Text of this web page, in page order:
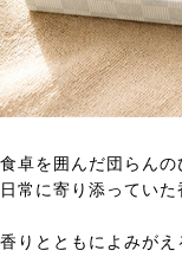
食卓を囲んだ団らん
日常に寄り添ってい
香りとともによみが